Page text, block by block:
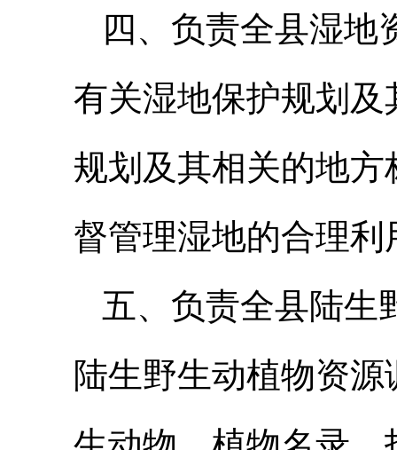
四、负责全县湿地
有关湿地保护规划
规划及其相关的地
督管理湿地的合理利
五、负责全县陆生
陆生野生动植物资